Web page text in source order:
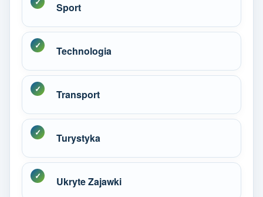
Sport
Technologia
Transport
Turystyka
Ukryte Zajawki